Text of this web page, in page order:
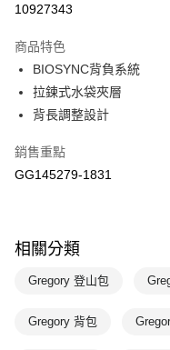
宅配-本島
每筆NT$100，滿
10927343
商品特色
BIOSYNC背負系統
拉鍊式水袋夾層
背長調整設計
銷售重點
GG145279-1831
相關分類
Gregory 登山包
Gregory 背包